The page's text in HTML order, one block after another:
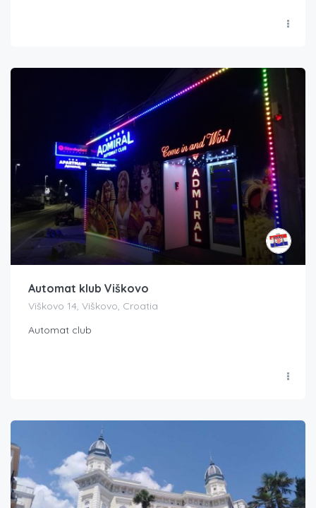
Automat klub Viškovo
Viškovo 14, Viškovo, Croatia
Automat club